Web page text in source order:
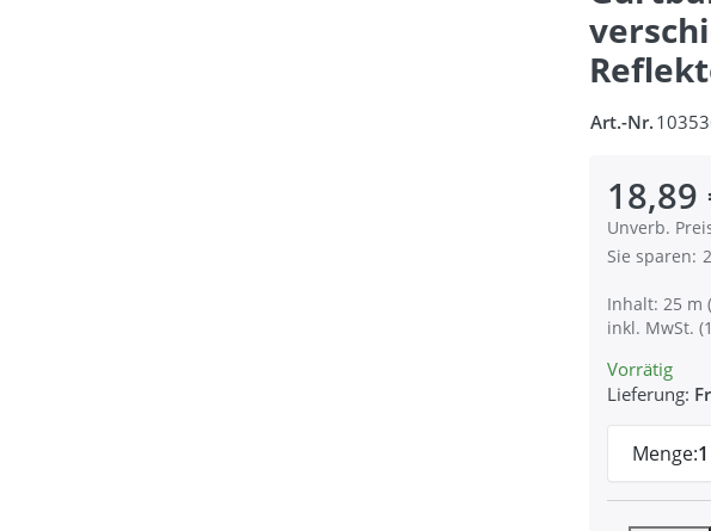
Art.-Nr.
18,89
Unverb.
Die UVP ist
Sie sparen:
Inhalt: 25 m
inkl. MwSt.
Vorrätig
Lieferung:
Menge:1